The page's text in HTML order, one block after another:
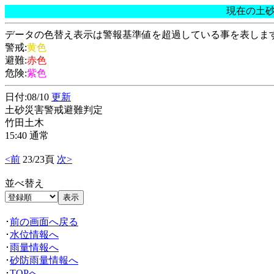
現在の土
データの色替え表示は警報基準値を超過している事を表しま
警戒:黄色
避難:赤色
危険:紫色
日付:08/10 更新
土砂災害警戒避難判定
竹田土木
15:40 通常
<前 23/23頁 次>
並べ替え
･前の画面へ戻る
･ 水位情報へ
･雨量情報へ
･砂防雨量情報へ